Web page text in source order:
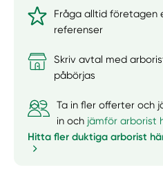
Fråga alltid företagen
referenser
Skriv avtal med
påbörjas
Ta in fler offerter och
in och jämför arborist
Hitta fler duktiga arborist